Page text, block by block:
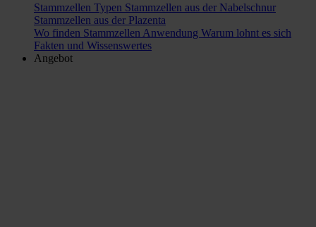
Stammzellen Typen Stammzellen aus der Nabelschnur
Stammzellen aus der Plazenta
Wo finden Stammzellen Anwendung Warum lohnt es sich
Fakten und Wissenswertes
Angebot